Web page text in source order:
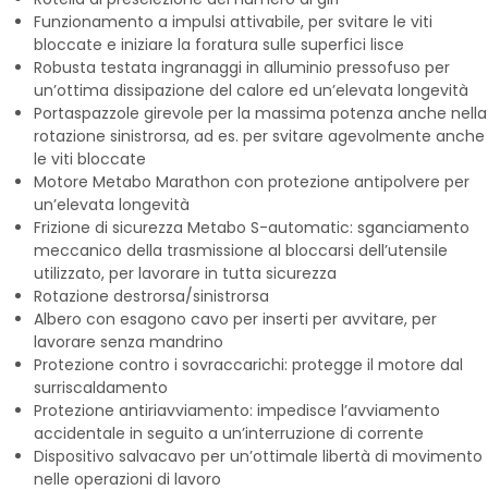
Funzionamento a impulsi attivabile, per svitare le viti
bloccate e iniziare la foratura sulle superfici lisce
Robusta testata ingranaggi in alluminio pressofuso per
un’ottima dissipazione del calore ed un’elevata longevità
Portaspazzole girevole per la massima potenza anche nella
rotazione sinistrorsa, ad es. per svitare agevolmente anche
le viti bloccate
Motore Metabo Marathon con protezione antipolvere per
un’elevata longevità
Frizione di sicurezza Metabo S-automatic: sganciamento
meccanico della trasmissione al bloccarsi dell’utensile
utilizzato, per lavorare in tutta sicurezza
Rotazione destrorsa/sinistrorsa
Albero con esagono cavo per inserti per avvitare, per
lavorare senza mandrino
Protezione contro i sovraccarichi: protegge il motore dal
surriscaldamento
Protezione antiriavviamento: impedisce l’avviamento
accidentale in seguito a un’interruzione di corrente
Dispositivo salvacavo per un’ottimale libertà di movimento
nelle operazioni di lavoro